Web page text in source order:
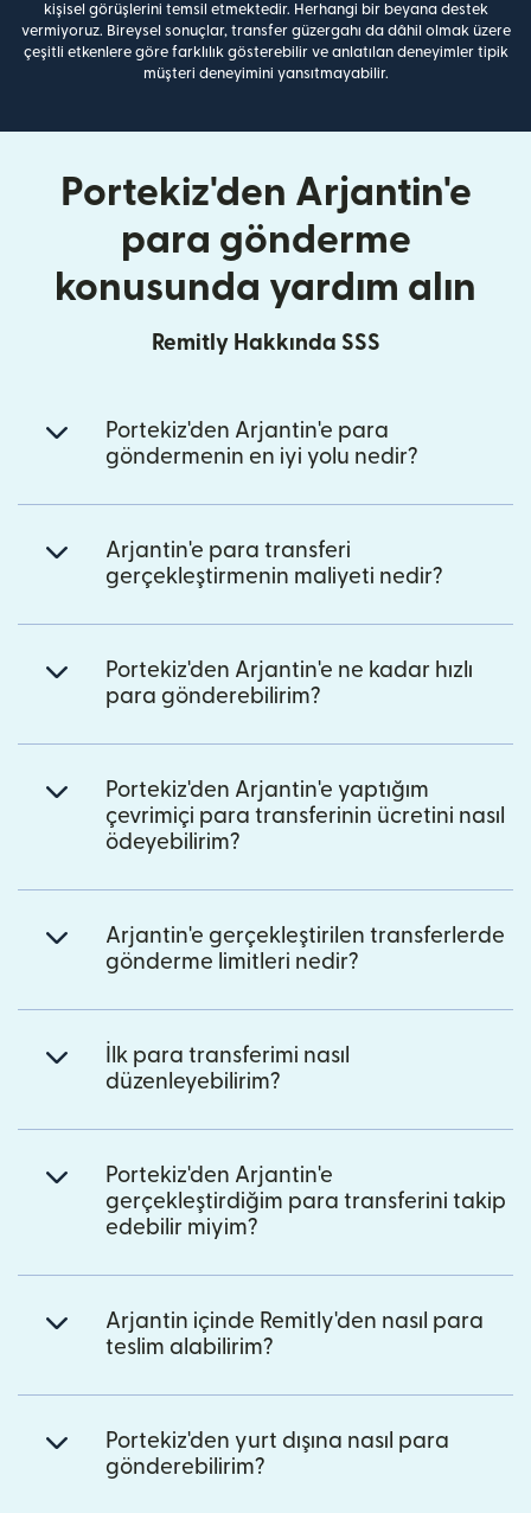
kişisel görüşlerini temsil etmektedir. Herhangi bir beyana destek
vermiyoruz. Bireysel sonuçlar, transfer güzergahı da dâhil olmak üzere
çeşitli etkenlere göre farklılık gösterebilir ve anlatılan deneyimler tipik
müşteri deneyimini yansıtmayabilir.
Portekiz'den Arjantin'e
para gönderme
konusunda yardım alın
Remitly Hakkında SSS
Portekiz'den Arjantin'e para
göndermenin en iyi yolu nedir?
Arjantin'e para transferi
gerçekleştirmenin maliyeti nedir?
Portekiz'den Arjantin'e ne kadar hızlı
para gönderebilirim?
Portekiz'den Arjantin'e yaptığım
çevrimiçi para transferinin ücretini nasıl
ödeyebilirim?
Arjantin'e gerçekleştirilen transferlerde
gönderme limitleri nedir?
İlk para transferimi nasıl
düzenleyebilirim?
Portekiz'den Arjantin'e
gerçekleştirdiğim para transferini takip
edebilir miyim?
Arjantin içinde Remitly'den nasıl para
teslim alabilirim?
Portekiz'den yurt dışına nasıl para
gönderebilirim?